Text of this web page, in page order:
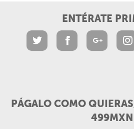
ENTÉRATE
PÁGALO COMO
499MXN